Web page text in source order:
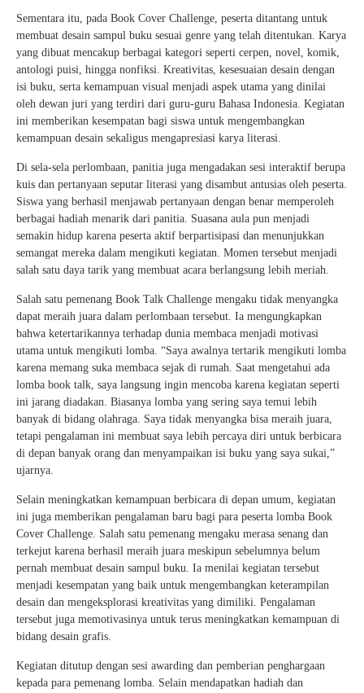
Sementara itu, pada Book Cover Challenge, peserta ditantang untuk
membuat desain sampul buku sesuai genre yang telah ditentukan. Karya
yang dibuat mencakup berbagai kategori seperti cerpen, novel, komik,
antologi puisi, hingga nonfiksi. Kreativitas, kesesuaian desain dengan
isi buku, serta kemampuan visual menjadi aspek utama yang dinilai
oleh dewan juri yang terdiri dari guru-guru Bahasa Indonesia. Kegiatan
ini memberikan kesempatan bagi siswa untuk mengembangkan
kemampuan desain sekaligus mengapresiasi karya literasi.
Di sela-sela perlombaan, panitia juga mengadakan sesi interaktif berupa
kuis dan pertanyaan seputar literasi yang disambut antusias oleh peserta.
Siswa yang berhasil menjawab pertanyaan dengan benar memperoleh
berbagai hadiah menarik dari panitia. Suasana aula pun menjadi
semakin hidup karena peserta aktif berpartisipasi dan menunjukkan
semangat mereka dalam mengikuti kegiatan. Momen tersebut menjadi
salah satu daya tarik yang membuat acara berlangsung lebih meriah.
Salah satu pemenang Book Talk Challenge mengaku tidak menyangka
dapat meraih juara dalam perlombaan tersebut. Ia mengungkapkan
bahwa ketertarikannya terhadap dunia membaca menjadi motivasi
utama untuk mengikuti lomba. “Saya awalnya tertarik mengikuti lomba
karena memang suka membaca sejak di rumah. Saat mengetahui ada
lomba book talk, saya langsung ingin mencoba karena kegiatan seperti
ini jarang diadakan. Biasanya lomba yang sering saya temui lebih
banyak di bidang olahraga. Saya tidak menyangka bisa meraih juara,
tetapi pengalaman ini membuat saya lebih percaya diri untuk berbicara
di depan banyak orang dan menyampaikan isi buku yang saya sukai,”
ujarnya.
Selain meningkatkan kemampuan berbicara di depan umum, kegiatan
ini juga memberikan pengalaman baru bagi para peserta lomba Book
Cover Challenge. Salah satu pemenang mengaku merasa senang dan
terkejut karena berhasil meraih juara meskipun sebelumnya belum
pernah membuat desain sampul buku. Ia menilai kegiatan tersebut
menjadi kesempatan yang baik untuk mengembangkan keterampilan
desain dan mengeksplorasi kreativitas yang dimiliki. Pengalaman
tersebut juga memotivasinya untuk terus meningkatkan kemampuan di
bidang desain grafis.
Kegiatan ditutup dengan sesi awarding dan pemberian penghargaan
kepada para pemenang lomba. Selain mendapatkan hadiah dan